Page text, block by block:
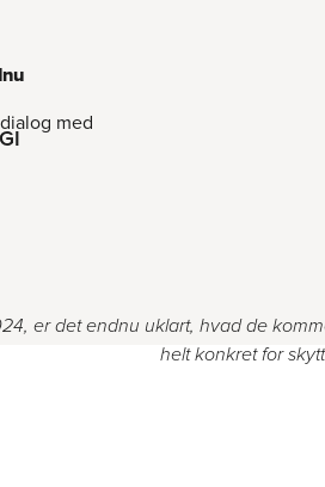
med
er det endnu uklart, hvad de
helt konkret for